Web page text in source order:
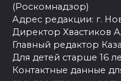
(Роскомнадзор)
Адрес редакции: г.
Директор Хвастиков
Главный редактор
Для детей старше 16
Контактные данные